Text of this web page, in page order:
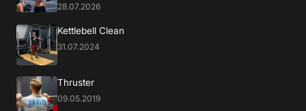
28.07.2026
Kettlebell Clean
31.07.2024
Thruster
09.05.2019